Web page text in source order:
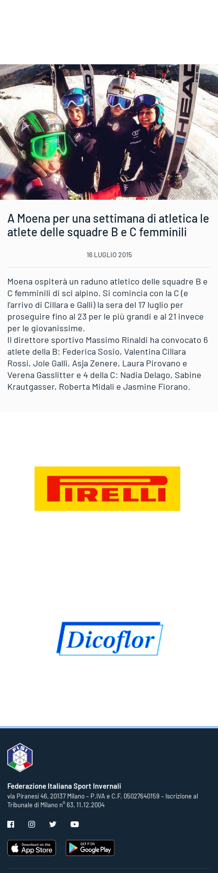
A Moena per una settimana di atletica le
atlete delle squadre B e C femminili
16 LUGLIO 2015
Moena ospiterà un raduno atletico delle squadre B e
C femminili di sci alpino. Si comincia con la C (e
l’arrivo di Cillara e Galli) la sera del 17 luglio per
proseguire fino al 23 per le più grandi e al 21 invece
per le giovanissime.
Il direttore sportivo Massimo Rinaldi ha convocato 6
atlete della B: Federica Sosio, Valentina Cillara
Rossi, Jole Galli, Asja Zenere, Laura Pirovano e
Verena Gasslitter e 4 della C: Nadia Delago, Sabine
Krautgasser, Roberta Midali e Jasmine Fiorano.
Federazione Italiana Sport Invernali
via Piranesi 46, 20137 Milano – P.IVA e C.F. 05027640159 – Iscrizione al
Tribunale di Milano n° 63, 11.12.2004